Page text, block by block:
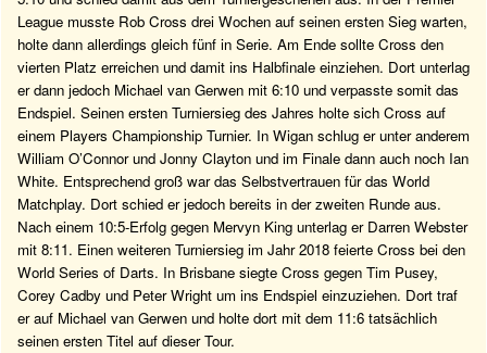
League musste Rob Cross drei Wochen auf seinen ersten Sieg warten,
holte dann allerdings gleich fünf in Serie. Am Ende sollte Cross den
vierten Platz erreichen und damit ins Halbfinale einziehen. Dort unterlag
er dann jedoch Michael van Gerwen mit 6:10 und verpasste somit das
Endspiel. Seinen ersten Turniersieg des Jahres holte sich Cross auf
einem Players Championship Turnier. In Wigan schlug er unter anderem
William O’Connor und Jonny Clayton und im Finale dann auch noch Ian
White. Entsprechend groß war das Selbstvertrauen für das World
Matchplay. Dort schied er jedoch bereits in der zweiten Runde aus.
Nach einem 10:5-Erfolg gegen Mervyn King unterlag er Darren Webster
mit 8:11. Einen weiteren Turniersieg im Jahr 2018 feierte Cross bei den
World Series of Darts. In Brisbane siegte Cross gegen Tim Pusey,
Corey Cadby und Peter Wright um ins Endspiel einzuziehen. Dort traf
er auf Michael van Gerwen und holte dort mit dem 11:6 tatsächlich
seinen ersten Titel auf dieser Tour.